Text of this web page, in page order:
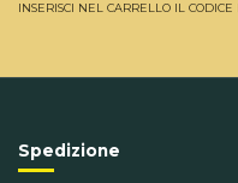
INSERISCI NEL CARRELLO IL
Spedizione